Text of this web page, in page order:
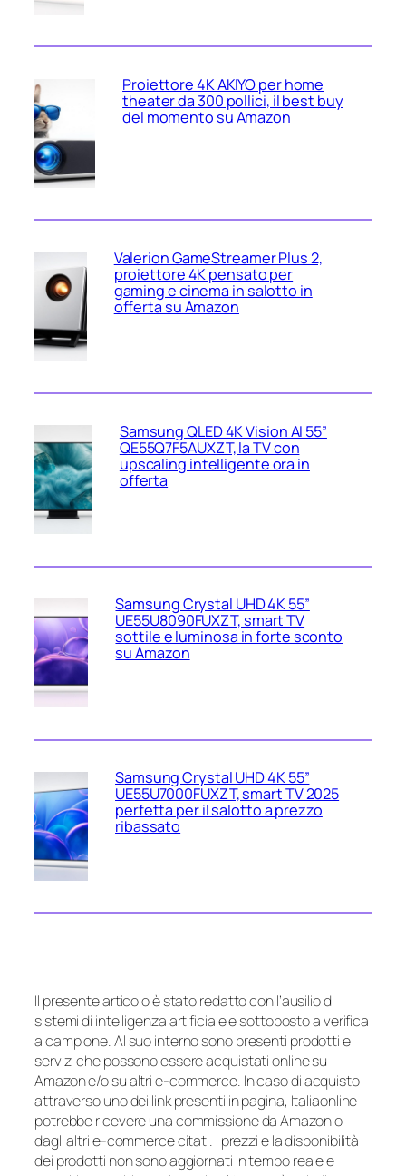
Proiettore 4K AKIYO per home
theater da 300 pollici, il best buy
del momento su Amazon
Valerion GameStreamer Plus 2,
proiettore 4K pensato per
gaming e cinema in salotto in
offerta su Amazon
Samsung QLED 4K Vision AI 55”
QE55Q7F5AUXZT, la TV con
upscaling intelligente ora in
offerta
Samsung Crystal UHD 4K 55”
UE55U8090FUXZT, smart TV
sottile e luminosa in forte sconto
su Amazon
Samsung Crystal UHD 4K 55”
UE55U7000FUXZT, smart TV 2025
perfetta per il salotto a prezzo
ribassato
Il presente articolo è stato redatto con l’ausilio di
sistemi di intelligenza artificiale e sottoposto a verifica
a campione. Al suo interno sono presenti prodotti e
servizi che possono essere acquistati online su
Amazon e/o su altri e-commerce. In caso di acquisto
attraverso uno dei link presenti in pagina, Italiaonline
potrebbe ricevere una commissione da Amazon o
dagli altri e-commerce citati. I prezzi e la disponibilità
dei prodotti non sono aggiornati in tempo reale e